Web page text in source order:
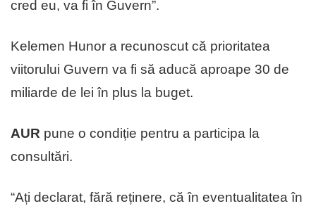
cred eu, va fi în Guvern”.
Kelemen Hunor a recunoscut că prioritatea
viitorului Guvern va fi să aducă aproape 30 de
miliarde de lei în plus la buget.
AUR pune o condiție pentru a participa la
consultări.
“Ați declarat, fără reținere, că în eventualitatea în